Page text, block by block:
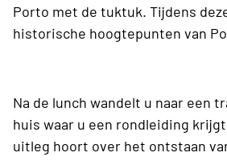
Porto met de tuktuk. Tijdens
historische hoogtepunten van
Na de lunch wandelt u naar een
huis waar u een rondleiding
uitleg hoort over het ontstaan